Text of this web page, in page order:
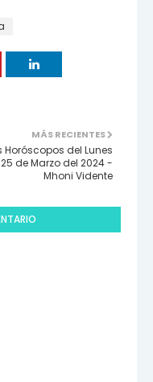
MÁS RECIENTES
Horóscopos del Lunes
25 de Marzo del 2024 -
Mhoni Vidente